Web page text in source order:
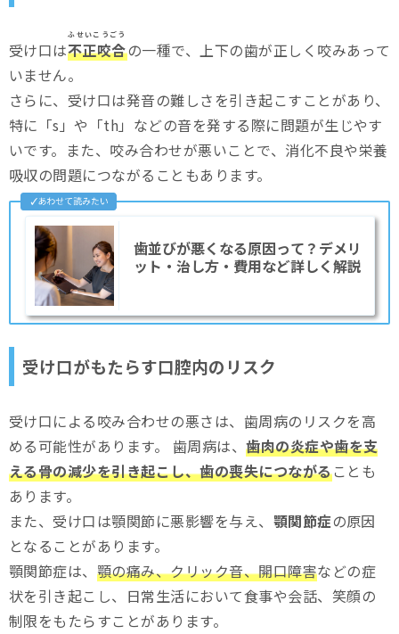
受け口は不正咬合
ふせいこうごう
の一種で、上下の歯が正しく咬みあって
いません。
さらに、受け口は発音の難しさを引き起こすことがあり、
特に「s」や「th」などの音を発する際に問題が生じやす
いです。また、咬み合わせが悪いことで、消化不良や栄養
吸収の問題につながることもあります。
歯並びが悪くなる原因って？デメリ
ット・治し方・費用など詳しく解説
受け口がもたらす口腔内のリスク
受け口による咬み合わせの悪さは、歯周病のリスクを高
める可能性があります。 歯周病は、歯肉の炎症や歯を支
える骨の減少を引き起こし、歯の喪失につながることも
あります。
また、受け口は顎関節に悪影響を与え、 顎関節症の原因
となることがあります。
顎関節症は、 顎の痛み、クリック音、開口障害などの症
状を引き起こし、日常生活において食事や会話、笑顔の
制限をもたらすことがあります。